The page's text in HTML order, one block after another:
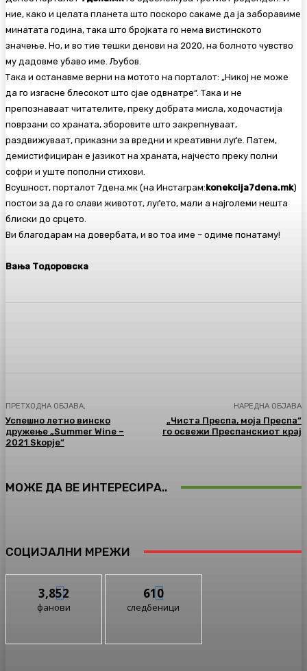
ние, како и целата планета што поскоро сакаме да ја заборавиме
минатата година, така што бројката го нема вистинското
значење. Но, и во тие тешки денови на 2020, на болното чувство
му дадовме убаво име. Љубов.
Така и останавме верни на мотото на порталот: „Никој не може
да го изгасне блесокот што сјае одвнатре“. Така и не
препознаваат читателите, преку добрата мисла, ходочастија
поврзани со храната, зборовите што закрепнуваат,
раздвижуваат, приказни за вредни и креативни луѓе. Патем,
демистифициран е јазикот на храната, најчесто преку полни
софри и уште пополни стихови.
Всушност, порталот 7дена.мк (на Инстаграм:konekcija7dena.mk)
постои за да го слави животот, луѓето, мали а најголеми нешта
блиски до срцето.
Ви благодарам на довербата, и во тоа име – одиме понатаму!
Вања Тодоровска
ПРЕТХОДНА ОБЈАВА,
Успешно летно винско
дружење „Summer Wine –
2021 Skopje“
НАРЕДНА ОБЈАВА
„Чиста Преспа, моја Преспа“
го освежи Преспанскиот крај
МОЖЕ ДА ВЕ ИНТЕРЕСИРА..
СОЦИЈАЛНИ МРЕЖИ
3,852
фанови
610
следбеници